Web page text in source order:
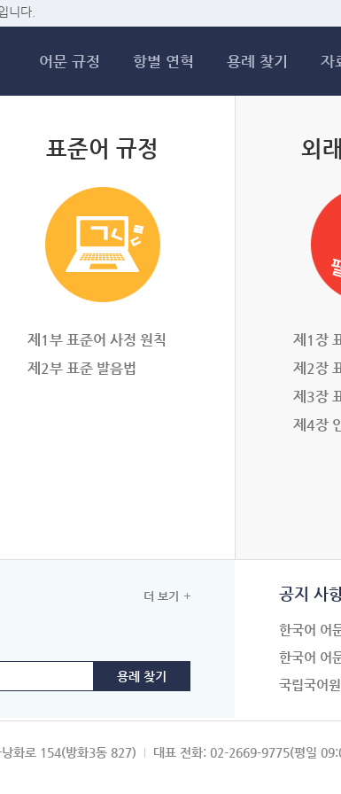
니다.
어문 규정 항별 연혁 용례 찾기 자
표준어 규정
제1부 표준어 사정 원칙
제2부 표준 발음법
외
제1장
제2장
제3장
제4장
더 보기 공지 사
한국어 어
한국어 어
국립국어
화로 154(방화3동 827) 대표 전화: 02-2669-9775(평일